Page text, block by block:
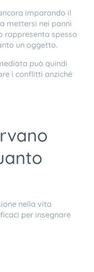
imparando il
mettersi nei panni
rappresenta spesso
un oggetto.
può quindi
i conflitti anziché
nella vita
per insegnare